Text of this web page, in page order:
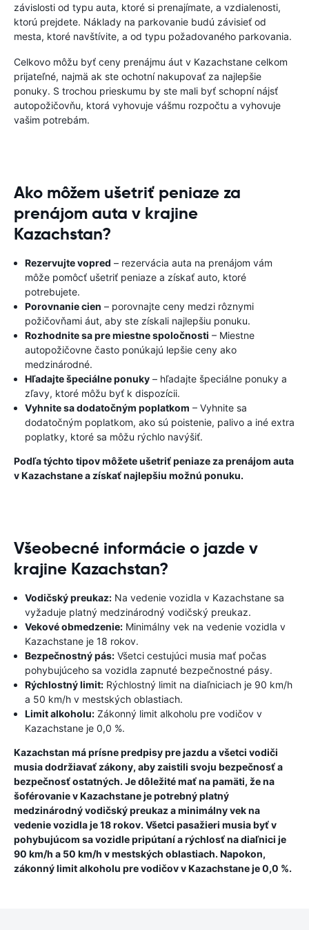
závislosti od typu auta, ktoré si prenajímate, a vzdialenosti,
ktorú prejdete. Náklady na parkovanie budú závisieť od
mesta, ktoré navštívite, a od typu požadovaného parkovania.
Celkovo môžu byť ceny prenájmu áut v Kazachstane celkom
prijateľné, najmä ak ste ochotní nakupovať za najlepšie
ponuky. S trochou prieskumu by ste mali byť schopní nájsť
autopožičovňu, ktorá vyhovuje vášmu rozpočtu a vyhovuje
vašim potrebám.
Ako môžem ušetriť peniaze za
prenájom auta v krajine
Kazachstan?
Rezervujte vopred – rezervácia auta na prenájom vám
môže pomôcť ušetriť peniaze a získať auto, ktoré
potrebujete.
Porovnanie cien – porovnajte ceny medzi rôznymi
požičovňami áut, aby ste získali najlepšiu ponuku.
Rozhodnite sa pre miestne spoločnosti – Miestne
autopožičovne často ponúkajú lepšie ceny ako
medzinárodné.
Hľadajte špeciálne ponuky – hľadajte špeciálne ponuky a
zľavy, ktoré môžu byť k dispozícii.
Vyhnite sa dodatočným poplatkom – Vyhnite sa
dodatočným poplatkom, ako sú poistenie, palivo a iné extra
poplatky, ktoré sa môžu rýchlo navýšiť.
Podľa týchto tipov môžete ušetriť peniaze za prenájom auta
v Kazachstane a získať najlepšiu možnú ponuku.
Všeobecné informácie o jazde v
krajine Kazachstan?
Vodičský preukaz: Na vedenie vozidla v Kazachstane sa
vyžaduje platný medzinárodný vodičský preukaz.
Vekové obmedzenie: Minimálny vek na vedenie vozidla v
Kazachstane je 18 rokov.
Bezpečnostný pás: Všetci cestujúci musia mať počas
pohybujúceho sa vozidla zapnuté bezpečnostné pásy.
Rýchlostný limit: Rýchlostný limit na diaľniciach je 90 km/h
a 50 km/h v mestských oblastiach.
Limit alkoholu: Zákonný limit alkoholu pre vodičov v
Kazachstane je 0,0 %.
Kazachstan má prísne predpisy pre jazdu a všetci vodiči
musia dodržiavať zákony, aby zaistili svoju bezpečnosť a
bezpečnosť ostatných. Je dôležité mať na pamäti, že na
šoférovanie v Kazachstane je potrebný platný
medzinárodný vodičský preukaz a minimálny vek na
vedenie vozidla je 18 rokov. Všetci pasažieri musia byť v
pohybujúcom sa vozidle pripútaní a rýchlosť na diaľnici je
90 km/h a 50 km/h v mestských oblastiach. Napokon,
zákonný limit alkoholu pre vodičov v Kazachstane je 0,0 %.